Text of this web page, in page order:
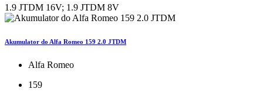
1.9 JTDM 16V; 1.9 JTDM 8V
Akumulator do Alfa Romeo 159 2.0 JTDM
Alfa Romeo
159